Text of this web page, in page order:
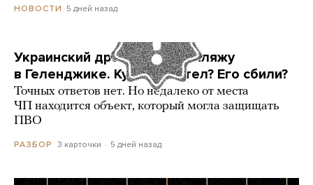
НОВОСТИ 5 дней назад
Украинский дрон попал по пляжу
в Геленджике. Куда он летел? Его сбили?
Точных ответов нет. Но недалеко от места
ЧП находится объект, который могла защищать
ПВО
РАЗБОР 3 карточки 5 дней назад